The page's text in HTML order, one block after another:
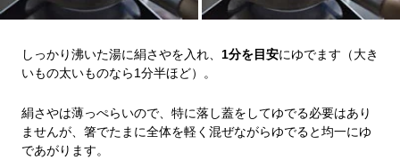
しっかり沸いた湯に絹さやを入れ、 1分を目安にゆでます（大き
いもの太いものなら1分半ほど）。
絹さやは薄っぺらいので、特に落し蓋をしてゆでる必要はあり
ませんが、箸でたまに全体を軽く混ぜながらゆでると均一にゆ
であがります。